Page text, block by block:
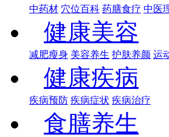
中药材 穴位百科 药膳食疗 中医
健康美容
减肥瘦身 美容养生 护肤养颜 运
健康疾病
疾病预防 疾病症状 疾病治疗
食膳养生